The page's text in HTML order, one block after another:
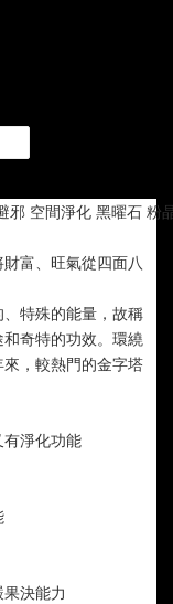
邪 空間淨化 黑曜石
富、旺氣從四面八
特殊的能量，故稱
奇特的功效。環繞
，較熱門的金字塔
淨化功能
決能力